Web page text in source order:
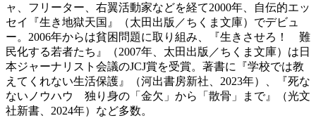
ャ、フリーター、右翼活動家などを経て2000年、自伝的エッ
セイ『生き地獄天国』（太田出版／ちくま文庫）でデビュ
ー。2006年からは貧困問題に取り組み、『生きさせろ！ 難
民化する若者たち』（2007年、太田出版／ちくま文庫）は日
本ジャーナリスト会議のJCJ賞を受賞。著書に『学校では教
えてくれない生活保護』（‎河出書房新社、2023年）、『死な
ないノウハウ 独り身の「金欠」から「散骨」まで』（光文
社新書、2024年）など多数。